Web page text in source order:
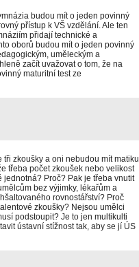
budou mít o jeden povinný
přístup k VŠ vzdělání. Ale ten
přidají technické a
oborů budou mít o jeden povinný
uměleckým a
začít uvažovat o tom, že na
maturitní test ze
zkoušky a oni nebudou mít
třeba počet zkoušek nebo velikost
Proč? Pak je třeba vnutit
bez výjimky, lékařům a
rovnostářství? Proč
zkoušky? Nejsou umělci
podstoupit? Je to jen multikulti
ústavní stížnost tak, aby se jí ÚS